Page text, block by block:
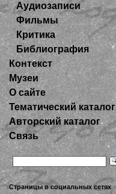
Аудиозаписи
Фильмы
Критика
Библиография
Контекст
Музеи
О сайте
Тематический каталог
Авторский каталог
Связь
Страницы в социальных сетях